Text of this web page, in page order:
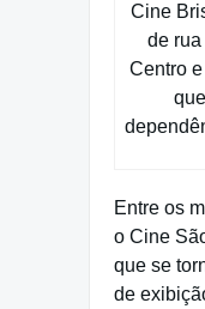
Cine
de
Centro
Entre os
o Cine
que se
de